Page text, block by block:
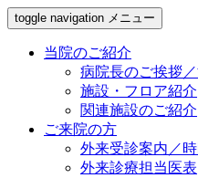
toggle navigation メニュー
当院のご紹介
病院長のご挨拶
施設・フロア紹介
関連施設のご紹介
ご来院の方
外来受診案内／
外来診療担当医表